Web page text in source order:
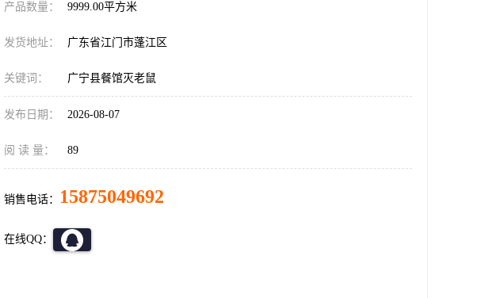
产品数量： 9999.00平方米
发货地址： 广东省江门市蓬江区
关键词： 广宁县餐馆灭老鼠
发布日期： 2026-08-07
阅 读 量： 89
销售电话： 15875049692
在线QQ：